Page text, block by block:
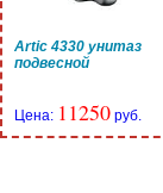
Artic 4330 унитаз
подвесной
Цена: 11250 руб.